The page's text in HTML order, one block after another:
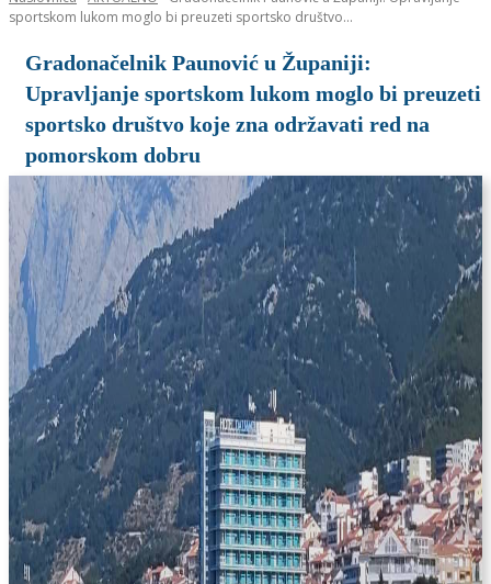
sportskom lukom moglo bi preuzeti sportsko društvo...
Gradonačelnik Paunović u Županiji:
Upravljanje sportskom lukom moglo bi preuzeti
sportsko društvo koje zna održavati red na
pomorskom dobru